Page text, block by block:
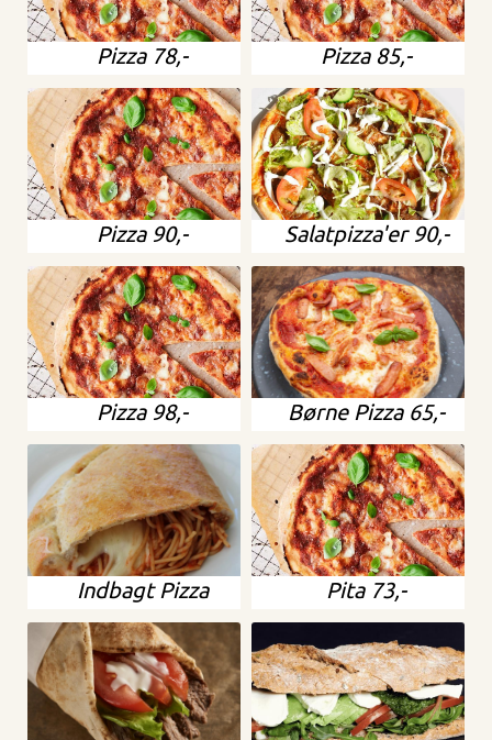
Pizza 78,- Pizza 85,-
Pizza 90,- Salatpizza'er 90,-
Pizza 98,- Børne Pizza 65,-
Indbagt Pizza Pita 73,-